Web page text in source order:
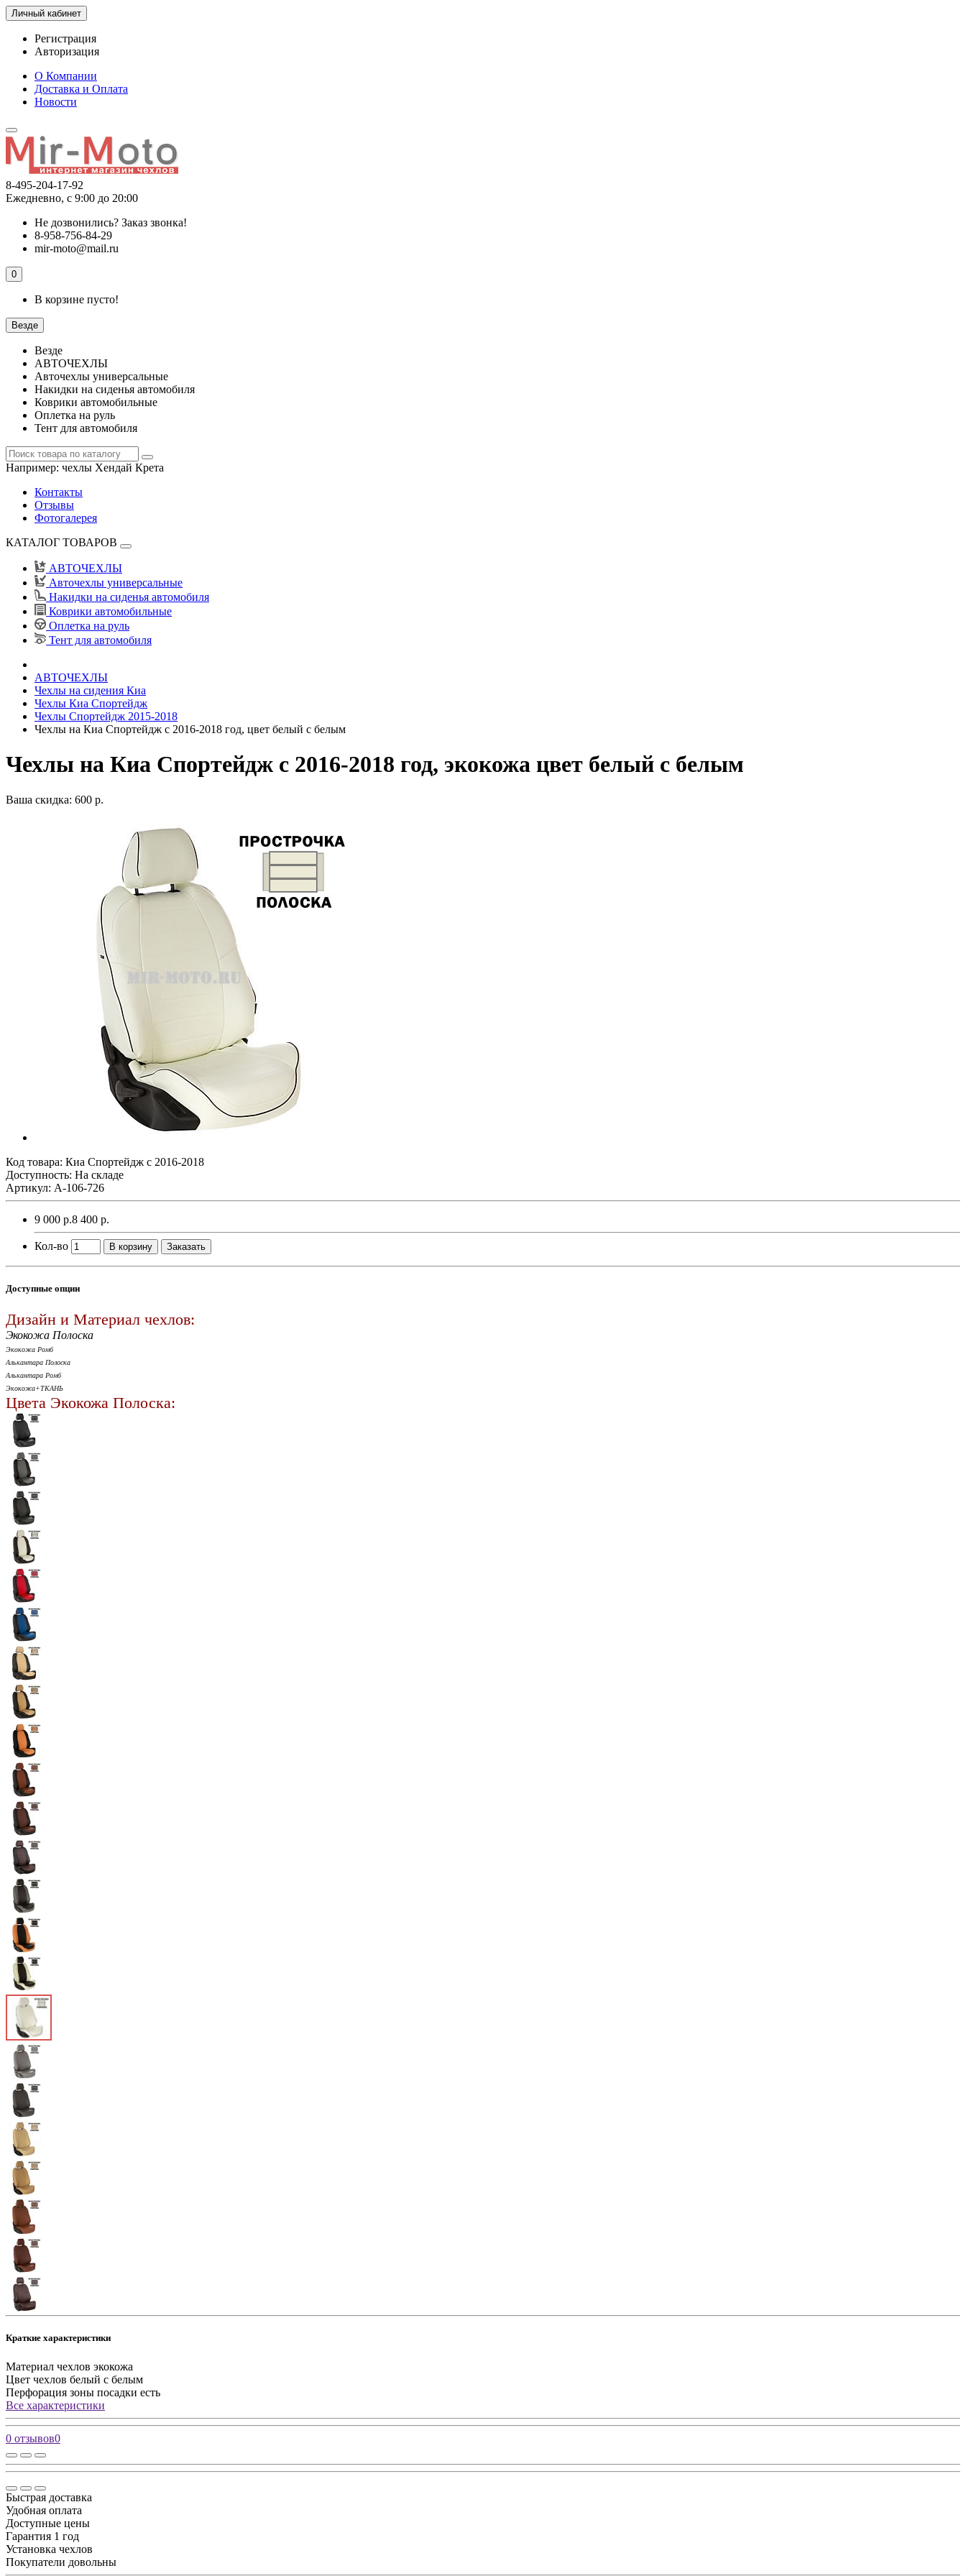
Личный кабинет
Регистрация
Авторизация
О Компании
Доставка и Оплата
Новости
8-495-204-17-92
Ежедневно, с 9:00 до 20:00
Не дозвонились? Заказ звонка!
8-958-756-84-29
mir-moto@mail.ru
0
В корзине пусто!
Везде
Везде
АВТОЧЕХЛЫ
Авточехлы универсальные
Накидки на сиденья автомобиля
Коврики автомобильные
Оплетка на руль
Тент для автомобиля
Например: чехлы Хендай Крета
Контакты
Отзывы
Фотогалерея
КАТАЛОГ ТОВАРОВ
АВТОЧЕХЛЫ
Авточехлы универсальные
Накидки на сиденья автомобиля
Коврики автомобильные
Оплетка на руль
Тент для автомобиля
АВТОЧЕХЛЫ
Чехлы на сидения Киа
Чехлы Киа Спортейдж
Чехлы Спортейдж 2015-2018
Чехлы на Киа Спортейдж с 2016-2018 год, цвет белый с белым
Чехлы на Киа Спортейдж с 2016-2018 год, экокожа цвет белый с белым
Ваша скидка: 600 р.
Код товара: Киа Спортейдж с 2016-2018
Доступность: На складе
Артикул: A-106-726
9 000 р.8 400 р.
Кол-во В корзину Заказать
Доступные опции
Дизайн и Материал чехлов:
Экокожа Полоска
Экокожа Ромб
Алькантара Полоска
Алькантара Ромб
Экокожа+ТКАНЬ
Цвета Экокожа Полоска:
Краткие характеристики
Материал чехлов экокожа
Цвет чехлов белый с белым
Перфорация зоны посадки есть
Все характеристики
0 отзывов0
Быстрая доставка
Удобная оплата
Доступные цены
Гарантия 1 год
Установка чехлов
Покупатели довольны